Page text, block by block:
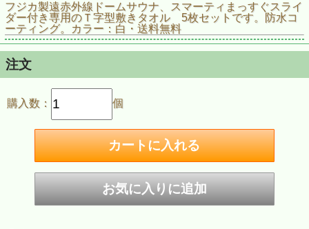
フジカ製遠赤外線ドームサウナ、スマーティまっすぐスライ
ダー付き専用のＴ字型敷きタオル 5枚セットです。防水コ
ーティング。カラー：白・送料無料
注文
購入数： 個